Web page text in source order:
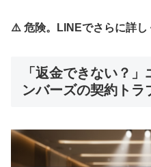
⚠️ 危険。LINEでさらに詳し
「返金できない？
ンバーズの契約トラ